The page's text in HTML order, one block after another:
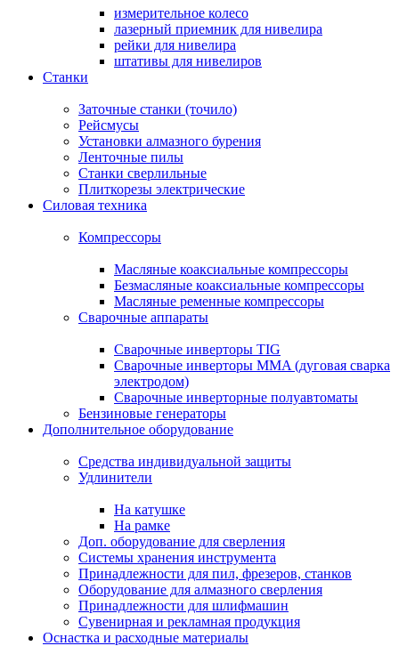
измерительное колесо
лазерный приемник для нивелира
рейки для нивелира
штативы для нивелиров
Станки
Заточные станки (точило)
Рейсмусы
Установки алмазного бурения
Ленточные пилы
Станки сверлильные
Плиткорезы электрические
Силовая техника
Компрессоры
Масляные коаксиальные компрессоры
Безмасляные коаксиальные компрессоры
Масляные ременные компрессоры
Сварочные аппараты
Сварочные инверторы TIG
Сварочные инверторы MMA (дуговая сварка
электродом)
Сварочные инверторные полуавтоматы
Бензиновые генераторы
Дополнительное оборудование
Средства индивидуальной защиты
Удлинители
На катушке
На рамке
Доп. оборудование для сверления
Системы хранения инструмента
Принадлежности для пил, фрезеров, станков
Оборудование для алмазного сверления
Принадлежности для шлифмашин
Сувенирная и рекламная продукция
Оснастка и расходные материалы